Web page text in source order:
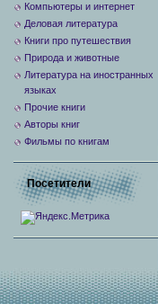
Компьютеры и интернет
Деловая литература
Книги про путешествия
Природа и животные
Литература на иностранных
языках
Прочие книги
Авторы книг
Фильмы по книгам
Посетители